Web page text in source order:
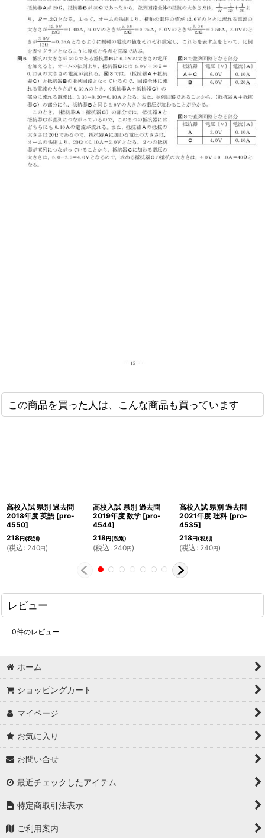
この商品を買った人は、こんな商品も買っています
高校入試 県別 過去問
2018年度 英語 [pro-
4550]
218円(税別)
(税込 : 240円)
高校入試 県別 過去問
2019年度 数学 [pro-
4544]
218円(税別)
(税込 : 240円)
高校入試 県別 過去問
2021年度 理科 [pro-
4535]
218円(税別)
(税込 : 240円)
レビュー
0件のレビュー
ホーム
ショッピングカート
マイページ
お気に入り
お問い合せ
最近チェックしたアイテム
特定商取引法表示
ご利用案内